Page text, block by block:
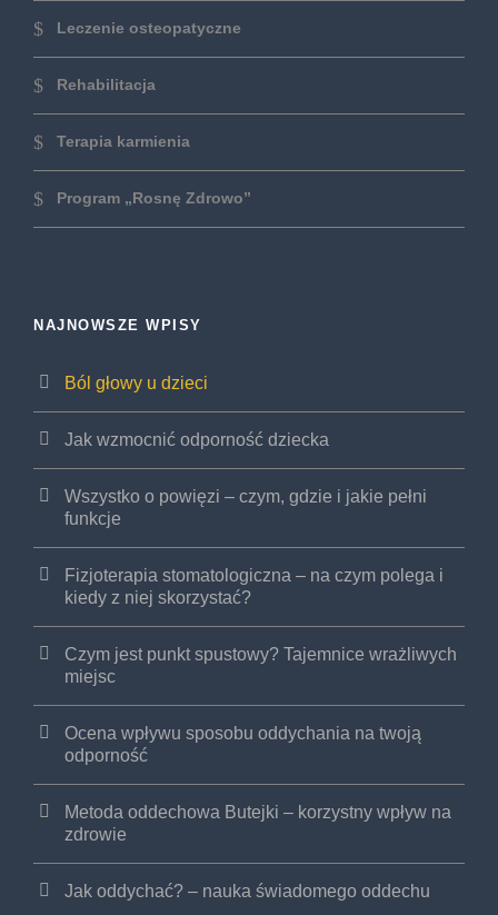
Leczenie osteopatyczne
Rehabilitacja
Terapia karmienia
Program „Rosnę Zdrowo”
NAJNOWSZE WPISY
Ból głowy u dzieci
Jak wzmocnić odporność dziecka
Wszystko o powięzi – czym, gdzie i jakie pełni
funkcje
Fizjoterapia stomatologiczna – na czym polega i
kiedy z niej skorzystać?
Czym jest punkt spustowy? Tajemnice wrażliwych
miejsc
Ocena wpływu sposobu oddychania na twoją
odporność
Metoda oddechowa Butejki – korzystny wpływ na
zdrowie
Jak oddychać? – nauka świadomego oddechu